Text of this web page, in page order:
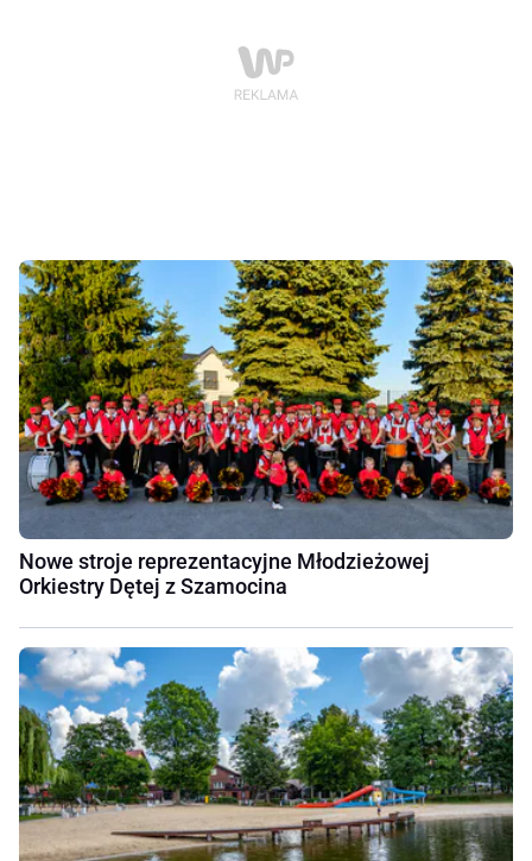
Nowe stroje reprezentacyjne Młodzieżowej
Orkiestry Dętej z Szamocina